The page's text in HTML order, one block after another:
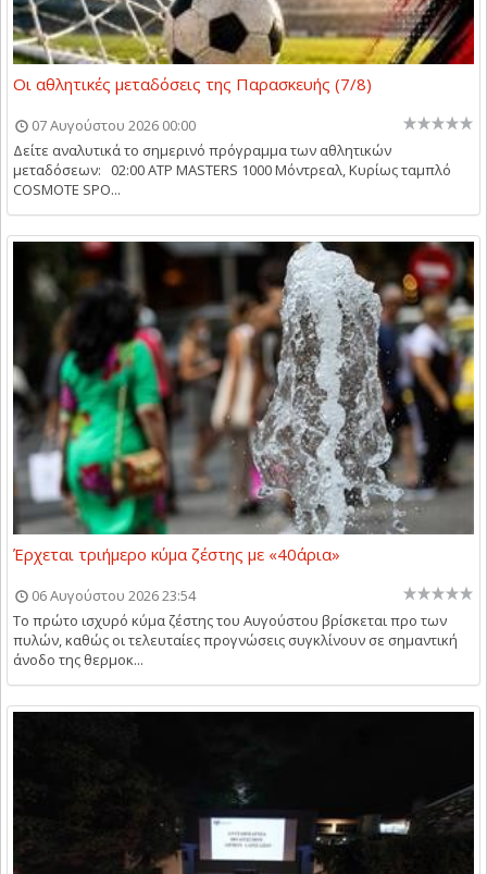
Οι αθλητικές μεταδόσεις της Παρασκευής (7/8)
07 Αυγούστου 2026 00:00
Δείτε αναλυτικά το σημερινό πρόγραμμα των αθλητικών
μεταδόσεων: 02:00 ATP MASTERS 1000 Μόντρεαλ, Κυρίως ταμπλό
COSMOTE SPO...
Έρχεται τριήμερο κύμα ζέστης με «40άρια»
06 Αυγούστου 2026 23:54
Το πρώτο ισχυρό κύμα ζέστης του Αυγούστου βρίσκεται προ των
πυλών, καθώς οι τελευταίες προγνώσεις συγκλίνουν σε σημαντική
άνοδο της θερμοκ...